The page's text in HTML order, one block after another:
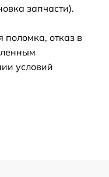
запчасти).
отказ в
условий